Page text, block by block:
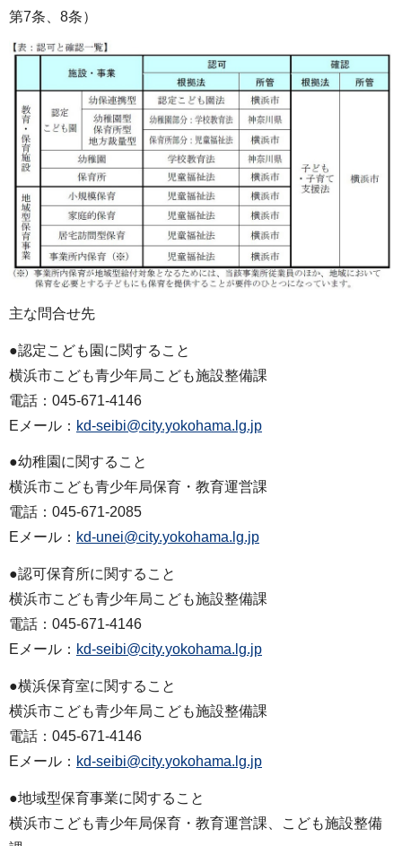
第7条、8条）
主な問合せ先
●認定こども園に関すること
横浜市こども青少年局こども施設整備課
電話：045-671-4146
Eメール： kd-seibi@city.yokohama.lg.jp
●幼稚園に関すること
横浜市こども青少年局保育・教育運営課
電話：045-671-2085
Eメール： kd-unei@city.yokohama.lg.jp
●認可保育所に関すること
横浜市こども青少年局こども施設整備課
電話：045-671-4146
Eメール： kd-seibi@city.yokohama.lg.jp
●横浜保育室に関すること
横浜市こども青少年局こども施設整備課
電話：045-671-4146
Eメール： kd-seibi@city.yokohama.lg.jp
●地域型保育事業に関すること
横浜市こども青少年局保育・教育運営課、こども施設整備